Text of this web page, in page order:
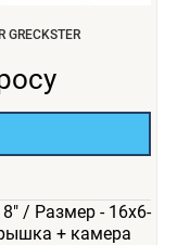
/ Размер - 16х6-
+ камера